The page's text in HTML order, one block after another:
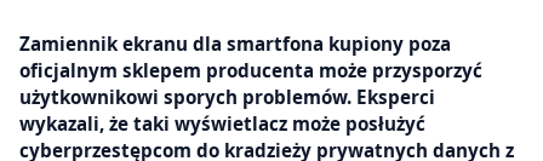
Zamiennik ekranu dla smartfona kupiony poza
oficjalnym sklepem producenta może przysporzyć
użytkownikowi sporych problemów. Eksperci
wykazali, że taki wyświetlacz może posłużyć
cyberprzestępcom do kradzieży prywatnych danych z